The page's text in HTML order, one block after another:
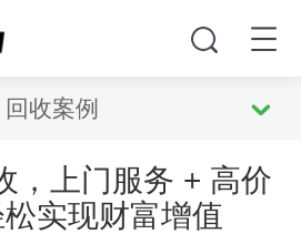
回收案例
，上门服务 + 高价
实现财富增值